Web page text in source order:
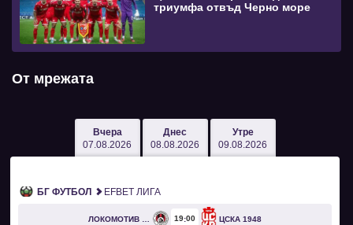
триумфа отвъд Черно море
От мрежата
Вчера
07.08.2026
Днес
08.08.2026
Утре
09.08.2026
БГ ФУТБОЛ EFBET ЛИГА
ЛОКОМОТИВ СОФИЯ 19 00 ЦСКА 1948